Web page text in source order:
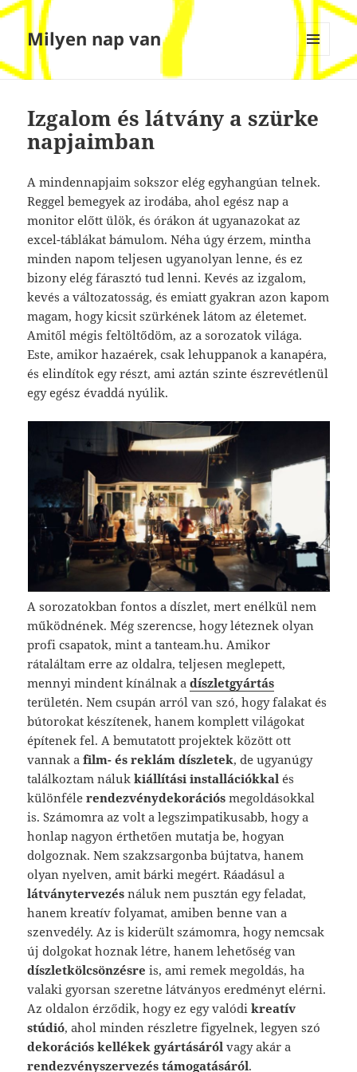
Milyen nap van
MENÜ
ÉS
Izgalom és látvány a szürke
napjaimban
A mindennapjaim sokszor elég egyhangúan telnek.
Reggel bemegyek az irodába, ahol egész nap a
monitor előtt ülök, és órákon át ugyanazokat az
excel-táblákat bámulom. Néha úgy érzem, mintha
minden napom teljesen ugyanolyan lenne, és ez
bizony elég fárasztó tud lenni. Kevés az izgalom,
kevés a változatosság, és emiatt gyakran azon kapom
magam, hogy kicsit szürkének látom az életemet.
Amitől mégis feltöltődöm, az a sorozatok világa.
Este, amikor hazaérek, csak lehuppanok a kanapéra,
és elindítok egy részt, ami aztán szinte észrevétlenül
egy egész évaddá nyúlik.
A sorozatokban fontos a díszlet, mert enélkül nem
működnének. Még szerencse, hogy léteznek olyan
profi csapatok, mint a tanteam.hu. Amikor
rátaláltam erre az oldalra, teljesen meglepett,
mennyi mindent kínálnak adíszletgyártás
területén. Nem csupán arról van szó, hogy falakat és
bútorokat készítenek, hanem komplett világokat
építenek fel. A bemutatott projektek között ott
vannak afilm- és reklám díszletek, de ugyanúgy
találkoztam nálukkiállítási installációkkal és
különfélerendezvénydekorációs megoldásokkal
is. Számomra az volt a legszimpatikusabb, hogy a
honlap nagyon érthetően mutatja be, hogyan
dolgoznak. Nem szakzsargonba bújtatva, hanem
olyan nyelven, amit bárki megért. Ráadásul a
látványtervezés náluk nem pusztán egy feladat,
hanem kreatív folyamat, amiben benne van a
szenvedély. Az is kiderült számomra, hogy nemcsak
új dolgokat hoznak létre, hanem lehetőség van
díszletkölcsönzésre is, ami remek megoldás, ha
valaki gyorsan szeretne látványos eredményt elérni.
Az oldalon érződik, hogy ez egy valódikreatív
stúdió, ahol minden részletre figyelnek, legyen szó
dekorációs kellékek gyártásáról vagy akár a
rendezvényszervezés támogatásáról.